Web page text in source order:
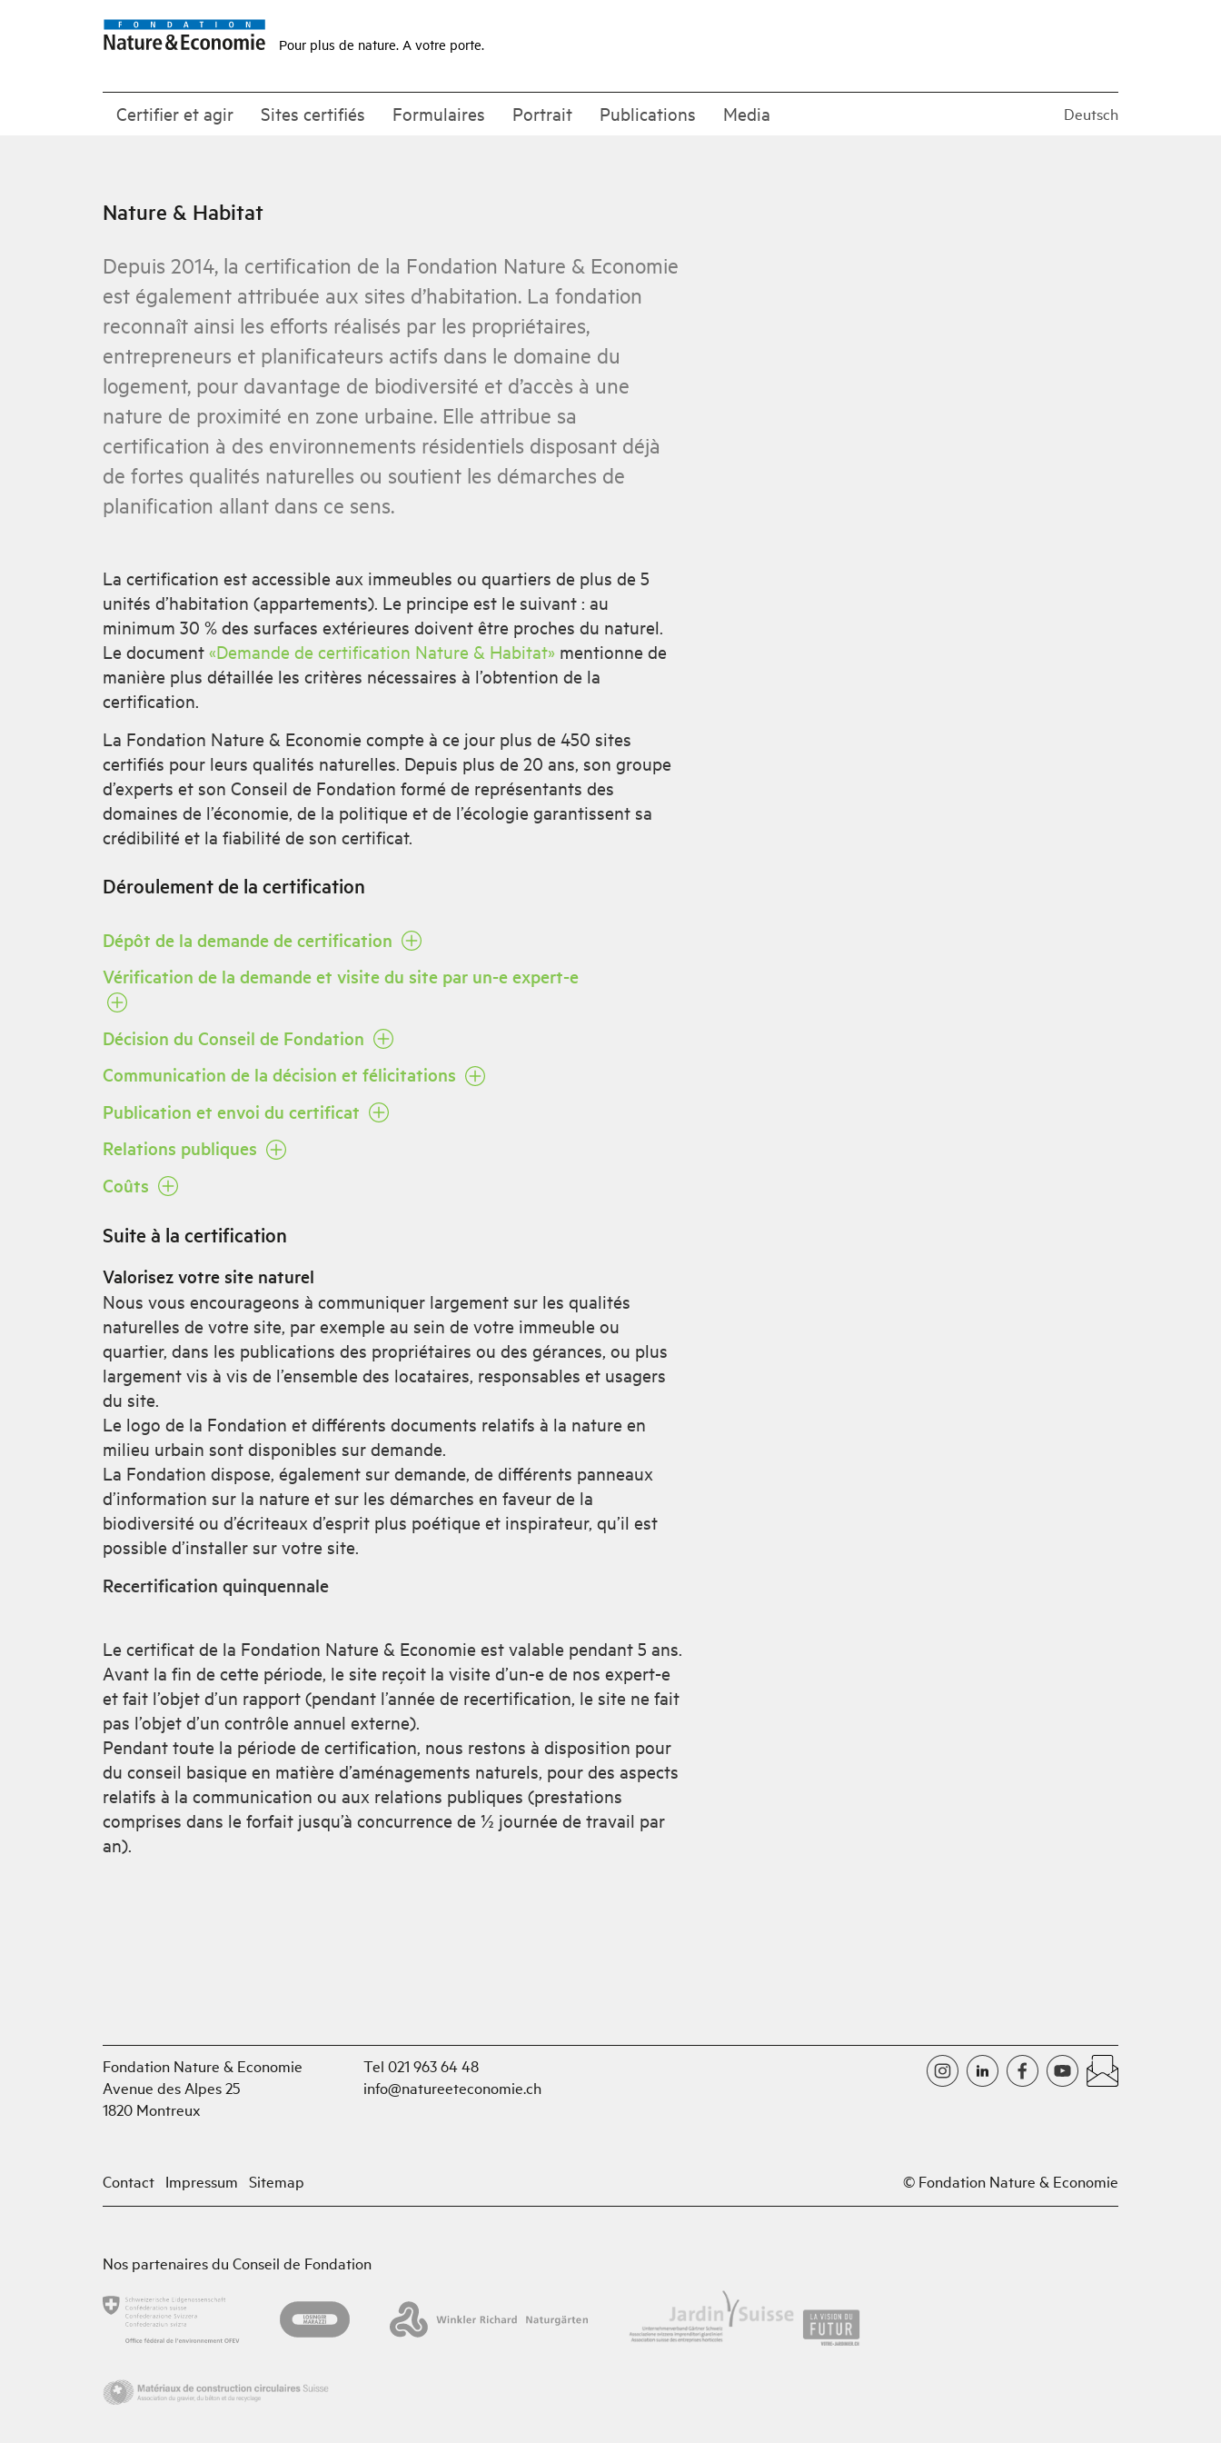
Pour plus de nature. A votre porte.
Certifier et agir Sites certifiés Formulaires Portrait Publications Media Deutsch
Nature & Habitat
Depuis 2014, la certification de la Fondation Nature & Economie
est également attribuée aux sites d’habitation. La fondation
reconnaît ainsi les efforts réalisés par les propriétaires,
entrepreneurs et planificateurs actifs dans le domaine du
logement, pour davantage de biodiversité et d’accès à une
nature de proximité en zone urbaine. Elle attribue sa
certification à des environnements résidentiels disposant déjà
de fortes qualités naturelles ou soutient les démarches de
planification allant dans ce sens.
La certification est accessible aux immeubles ou quartiers de plus de 5
unités d’habitation (appartements). Le principe est le suivant : au
minimum 30 % des surfaces extérieures doivent être proches du naturel.
Le document «Demande de certification Nature & Habitat» mentionne de
manière plus détaillée les critères nécessaires à l’obtention de la
certification.
La Fondation Nature & Economie compte à ce jour plus de 450 sites
certifiés pour leurs qualités naturelles. Depuis plus de 20 ans, son groupe
d’experts et son Conseil de Fondation formé de représentants des
domaines de l’économie, de la politique et de l’écologie garantissent sa
crédibilité et la fiabilité de son certificat.
Déroulement de la certification
Dépôt de la demande de certification
Vérification de la demande et visite du site par un-e expert-e
Décision du Conseil de Fondation
Communication de la décision et félicitations
Publication et envoi du certificat
Relations publiques
Coûts
Suite à la certification
Valorisez votre site naturel
Nous vous encourageons à communiquer largement sur les qualités
naturelles de votre site, par exemple au sein de votre immeuble ou
quartier, dans les publications des propriétaires ou des gérances, ou plus
largement vis à vis de l’ensemble des locataires, responsables et usagers
du site.
Le logo de la Fondation et différents documents relatifs à la nature en
milieu urbain sont disponibles sur demande.
La Fondation dispose, également sur demande, de différents panneaux
d’information sur la nature et sur les démarches en faveur de la
biodiversité ou d’écriteaux d’esprit plus poétique et inspirateur, qu’il est
possible d’installer sur votre site.
Recertification quinquennale
Le certificat de la Fondation Nature & Economie est valable pendant 5 ans.
Avant la fin de cette période, le site reçoit la visite d’un-e de nos expert-e
et fait l’objet d’un rapport (pendant l’année de recertification, le site ne fait
pas l’objet d’un contrôle annuel externe).
Pendant toute la période de certification, nous restons à disposition pour
du conseil basique en matière d’aménagements naturels, pour des aspects
relatifs à la communication ou aux relations publiques (prestations
comprises dans le forfait jusqu’à concurrence de ½ journée de travail par
an).
Fondation Nature & Economie
Avenue des Alpes 25
1820 Montreux
Tel 021 963 64 48
info@natureeteconomie.ch
Contact Impressum Sitemap © Fondation Nature & Economie
Nos partenaires du Conseil de Fondation